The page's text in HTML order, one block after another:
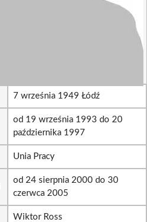
7 września 1949 Łódź
od 19 września 1993 do 20
października 1997
Unia Pracy
od 24 sierpnia 2000 do 30
czerwca 2005
Wiktor Ross